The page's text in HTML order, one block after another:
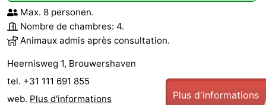
-
Stationnement
Courtier
Adresses
Médicales
Région
Max. 8 personen.
Nombre de chambres: 4.
Animaux admis après consultation.
Heernisweg 1, Brouwershaven
tel. +31 111 691 855
web. Plus d'informations Plus d'informations